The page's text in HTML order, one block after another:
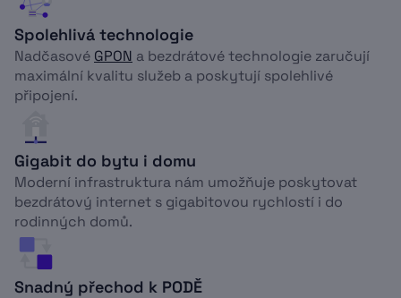
Spolehlivá technologie
Nadčasové GPON a bezdrátové technologie zaručují
maximální kvalitu služeb a poskytují spolehlivé
připojení.
Gigabit do bytu i domu
Moderní infrastruktura nám umožňuje poskytovat
bezdrátový internet s gigabitovou rychlostí i do
rodinných domů.
Snadný přechod k PODĚ